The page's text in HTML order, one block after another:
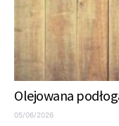
Olejowana
05/06/2026